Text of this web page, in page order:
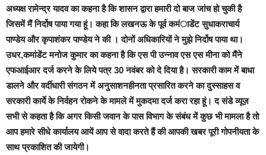
अध्यक्ष रामेन्द्र यादव का कहना है कि शासन द्वारा हमारी दो बाज जांच हो चुकी है
जिसमें मैं निर्दोष पाया गया हूं। कहा कि लखनऊ के पूर्व कमंाडेंट सुधाकराचार्य
पाण्डेय और कृपाशंकर पाण्डेय ने की । दोनों अधिकारियों ने मुझे निर्दोष पाया था।
उधर,कमांडेंट मनोज कुमार का कहना है कि एस पी उन्नाव एस एस मीना को मैंने
एफआईआर दर्ज करने के लिये पत्र 30 नवंबर को दे दिया है। सरकारी काम में बाधा
डालने और वर्दीधारी संगठन में अनुसाशनहीनता प्रसारित करने का दुस्साहस व
सरकारी कार्ये के निर्वहन रोकने के मामले में मुकदमा दर्ज करा रहा हूं।द संडे व्यूज़
सभी से कहता है कि अगर किसी जवान के पास विभाग के संबंध में कुछ भी मामला है तो
आप हमारे सीधे कार्यालय आयें आप से वादा करते हैं की आपकी खबर पूरी गोपनीयता के
साथ प्रकाशित की जायेगी।